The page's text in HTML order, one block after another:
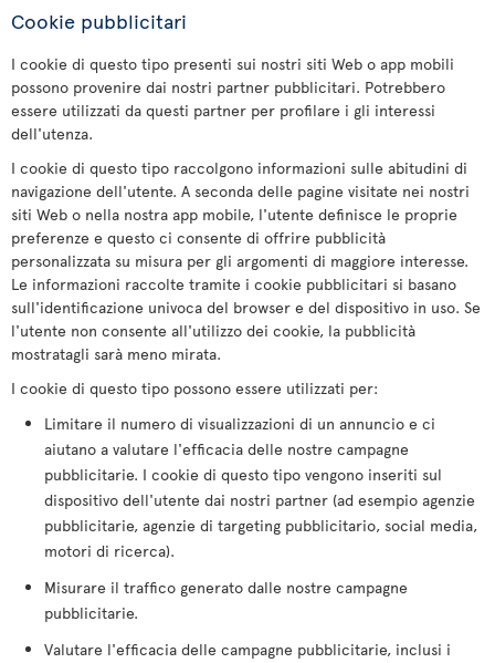
Cookie pubblicitari
I cookie di questo tipo presenti sui nostri siti Web o app mobili
possono provenire dai nostri partner pubblicitari. Potrebbero
essere utilizzati da questi partner per profilare i gli interessi
dell'utenza.
I cookie di questo tipo raccolgono informazioni sulle abitudini di
navigazione dell'utente. A seconda delle pagine visitate nei nostri
siti Web o nella nostra app mobile, l'utente definisce le proprie
preferenze e questo ci consente di offrire pubblicità
personalizzata su misura per gli argomenti di maggiore interesse.
Le informazioni raccolte tramite i cookie pubblicitari si basano
sull'identificazione univoca del browser e del dispositivo in uso. Se
l'utente non consente all'utilizzo dei cookie, la pubblicità
mostratagli sarà meno mirata.
I cookie di questo tipo possono essere utilizzati per:
Limitare il numero di visualizzazioni di un annuncio e ci
aiutano a valutare l'efficacia delle nostre campagne
pubblicitarie. I cookie di questo tipo vengono inseriti sul
dispositivo dell'utente dai nostri partner (ad esempio agenzie
pubblicitarie, agenzie di targeting pubblicitario, social media,
motori di ricerca).
Misurare il traffico generato dalle nostre campagne
pubblicitarie.
Valutare l'efficacia delle campagne pubblicitarie, inclusi i